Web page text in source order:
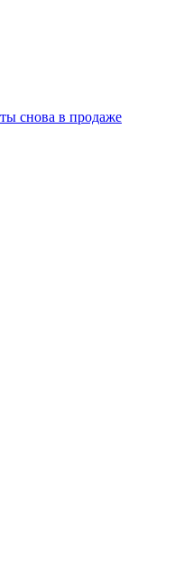
снова в продаже